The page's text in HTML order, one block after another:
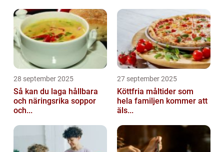
28 september 2025
Så kan du laga hållbara
och näringsrika soppor
och...
27 september 2025
Köttfria måltider som
hela familjen kommer att
äls...